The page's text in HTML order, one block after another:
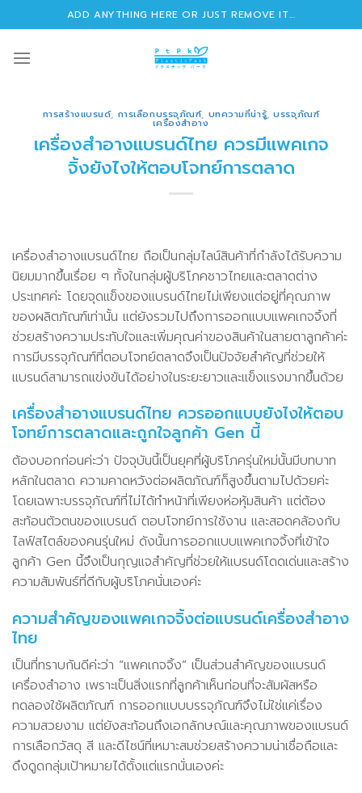
to
content
ADD ANYTHING HERE OR JUST REMOVE IT...
การสร้างแบรนด์, การเลือกบรรจุภัณฑ์, บทความที่น่ารู้,บรรจุภัณฑ์
เครื่องสำอาง
เครื่องสําอางแบรนด์ไทย ควรมีแพคเกจ
จิ้งยังไงให้ตอบโจทย์การตลาด
เครื่องสําอางแบรนด์ไทย ถือเป็นกลุ่มไลน์สินค้าที่กำลังได้รับความ
นิยมมากขึ้นเรื่อย ๆ ทั้งในกลุ่มผู้บริโภคชาวไทยและตลาดต่าง
ประเทศค่ะ โดยจุดแข็งของแบรนด์ไทยไม่เพียงแต่อยู่ที่คุณภาพ
ของผลิตภัณฑ์เท่านั้น แต่ยังรวมไปถึงการออกแบบแพคเกจจิ้งที่
ช่วยสร้างความประทับใจและเพิ่มคุณค่าของสินค้าในสายตาลูกค้าค่ะ
การมีบรรจุภัณฑ์ที่ตอบโจทย์ตลาดจึงเป็นปัจจัยสำคัญที่ช่วยให้
แบรนด์สามารถแข่งขันได้อย่างในระยะยาวและแข็งแรงมากขึ้นด้วย
เครื่องสําอางแบรนด์ไทย ควรออกแบบยังไงให้ตอบ
โจทย์การตลาดและถูกใจลูกค้า Gen นี้
ต้องบอกก่อนค่ะว่า ปัจจุบันนี้เป็นยุคที่ผู้บริโภครุ่นใหม่นั้นมีบทบาท
หลักในตลาด ความคาดหวังต่อผลิตภัณฑ์ก็สูงขึ้นตามไปด้วยค่ะ
โดยเฉพาะบรรจุภัณฑ์ที่ไม่ได้ทำหน้าที่เพียงห่อหุ้มสินค้า แต่ต้อง
สะท้อนตัวตนของแบรนด์ ตอบโจทย์การใช้งาน และสอดคล้องกับ
ไลฟ์สไตล์ของคนรุ่นใหม่ ดังนั้นการออกแบบแพคเกจจิ้งที่เข้าใจ
ลูกค้า Gen นี้จึงเป็นกุญแจสำคัญที่ช่วยให้แบรนด์โดดเด่นและสร้าง
ความสัมพันธ์ที่ดีกับผู้บริโภคนั่นเองค่ะ
ความสำคัญของแพคเกจจิ้งต่อแบรนด์เครื่องสำอาง
ไทย
เป็นที่ทราบกันดีค่ะว่า “แพคเกจจิ้ง” เป็นส่วนสำคัญของแบรนด์
เครื่องสำอาง เพราะเป็นสิ่งแรกที่ลูกค้าเห็นก่อนที่จะสัมผัสหรือ
ทดลองใช้ผลิตภัณฑ์ การออกแบบบรรจุภัณฑ์จึงไม่ใช่แค่เรื่อง
ความสวยงาม แต่ยังสะท้อนถึงเอกลักษณ์และคุณภาพของแบรนด์
การเลือกวัสดุ สี และดีไซน์ที่เหมาะสมช่วยสร้างความน่าเชื่อถือและ
ดึงดูดกลุ่มเป้าหมายได้ตั้งแต่แรกนั่นเองค่ะ